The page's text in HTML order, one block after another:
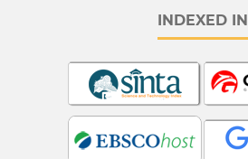
INDEXED IN